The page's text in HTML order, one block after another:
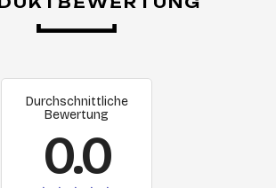
Durchschnittliche
Bewertung
0.0